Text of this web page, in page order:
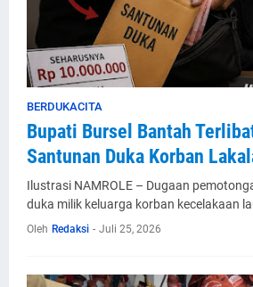
BERDUKACITA
Bupati Bursel Bantah
Santunan Duka Korban
Ilustrasi NAMROLE – Dugaan
duka milik keluarga korban kecelakaan
Oleh Redaksi - Juli 25, 2026